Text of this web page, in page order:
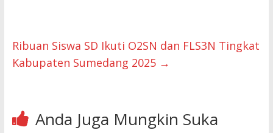
Ribuan Siswa SD Ikuti O2SN dan FLS3N Tingkat
Kabupaten Sumedang 2025 →
Anda Juga Mungkin Suka